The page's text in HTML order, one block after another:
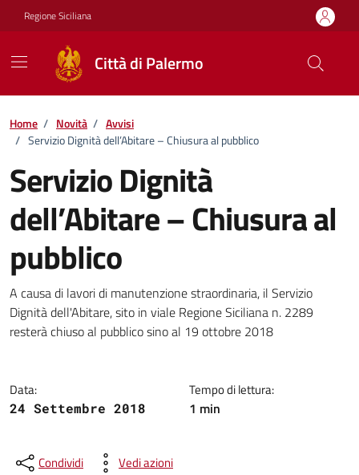
Vai ai contenuti
Vai al footer
Regione Siciliana
Città di Palermo
Home / Novità / Avvisi
/ Servizio Dignità dell’Abitare – Chiusura al pubblico
Servizio Dignità
dell’Abitare – Chiusura al
pubblico
Dettagli della notizia
A causa di lavori di manutenzione straordinaria, il Servizio
Dignità dell'Abitare, sito in viale Regione Siciliana n. 2289
resterà chiuso al pubblico sino al 19 ottobre 2018
Data:
24 Settembre 2018
Tempo di lettura:
1 min
Condividi Vedi azioni